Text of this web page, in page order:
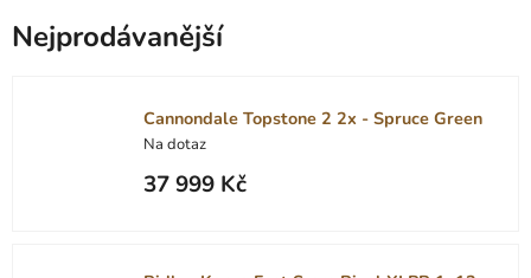
Nejprodávanější
Cannondale Topstone 2 2x - Spruce Green
Na dotaz
37 999 Kč